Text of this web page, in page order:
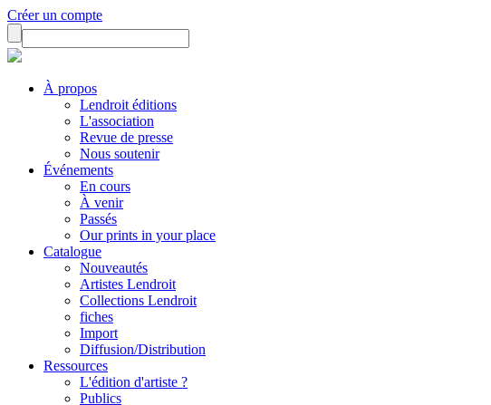
Créer un compte
À propos
Lendroit éditions
L'association
Revue de presse
Nous soutenir
Événements
En cours
À venir
Passés
Our prints in your place
Catalogue
Nouveautés
Artistes Lendroit
Collections Lendroit
fiches
Import
Diffusion/Distribution
Ressources
L'édition d'artiste ?
Publics